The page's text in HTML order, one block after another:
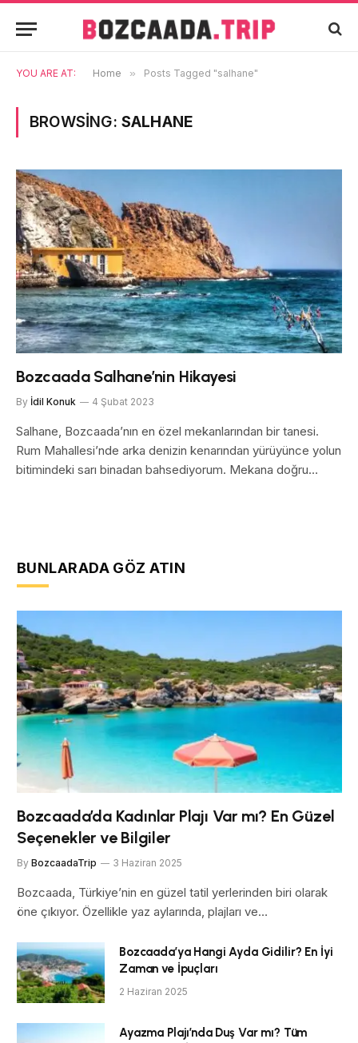
YOU ARE AT: Home » Posts Tagged "salhane"
BROWSING: SALHANE
Bozcaada Salhane’nin Hikayesi
By İdil Konuk 4 Şubat 2023
Salhane, Bozcaada’nın en özel mekanlarından bir tanesi.
Rum Mahallesi’nde arka denizin kenarından yürüyünce yolun
bitimindeki sarı binadan bahsediyorum. Mekana doğru…
BUNLARADA GÖZ ATIN
Bozcaada’da Kadınlar Plajı Var mı? En Güzel
Seçenekler ve Bilgiler
By BozcaadaTrip 3 Haziran 2025
Bozcaada, Türkiye’nin en güzel tatil yerlerinden biri olarak
öne çıkıyor. Özellikle yaz aylarında, plajları ve…
Bozcaada’ya Hangi Ayda Gidilir? En İyi
Zaman ve İpuçları
2 Haziran 2025
Ayazma Plajı’nda Duş Var mı? Tüm